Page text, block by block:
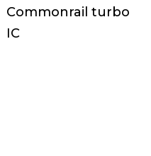
Commonrail turbo
IC